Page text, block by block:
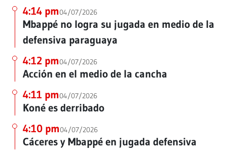
4:14 pm04/07/2026
Mbappé no logra su jugada en medio de la
defensiva paraguaya
4:12 pm04/07/2026
Acción en el medio de la cancha
4:11 pm04/07/2026
Koné es derribado
4:10 pm04/07/2026
Cáceres y Mbappé en jugada defensiva